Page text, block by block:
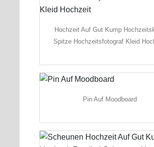
Hochzeit Auf Gut Kump
Spitze Hochzeitsfotograf Kleid
Pin Auf Moodboard